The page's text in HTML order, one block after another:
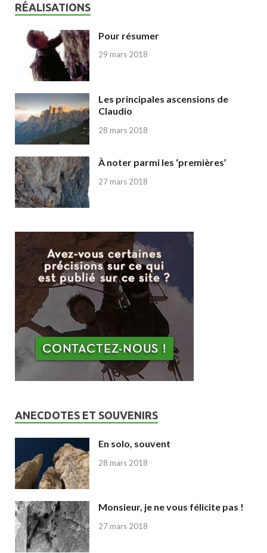
RÉALISATIONS
Pour résumer
29 mars 2018
Les principales ascensions de
Claudio
28 mars 2018
À noter parmi les ‘premières’
27 mars 2018
ANECDOTES ET SOUVENIRS
En solo, souvent
28 mars 2018
Monsieur, je ne vous félicite pas !
27 mars 2018